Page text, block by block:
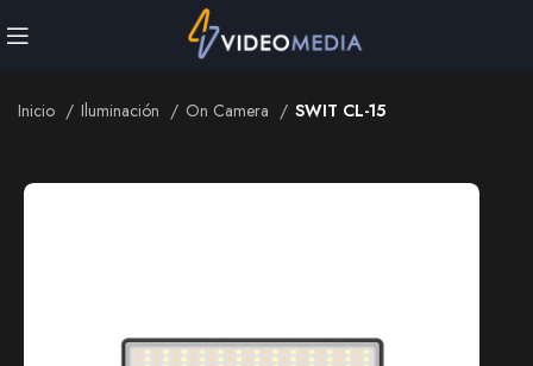
On Camera
Inicio Iluminación On Camera SWIT CL-15